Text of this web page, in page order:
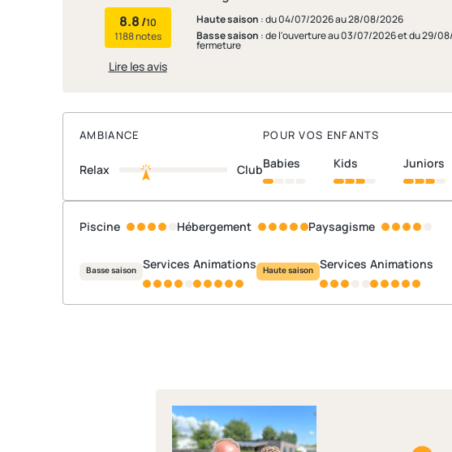
8.8 /10
1188 notes
Lire les avis
Haute saison : du 04/07/2026 au 28/08/2026
Basse saison : de l'ouverture au 03/07/2026 et du 29/
fermeture
AMBIANCE
Relax Club
POUR VOS ENFANTS
babies kids juniors
Piscine Hébergement Paysagisme
Basse saison Services Animations Haute saison Services Animations